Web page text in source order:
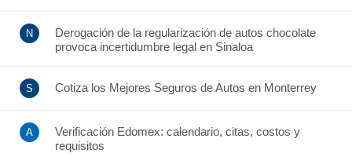
Derogación de la regularización de autos chocolate
provoca incertidumbre legal en Sinaloa
Cotiza los Mejores Seguros de Autos en Monterrey
Verificación Edomex: calendario, citas, costos y
requisitos